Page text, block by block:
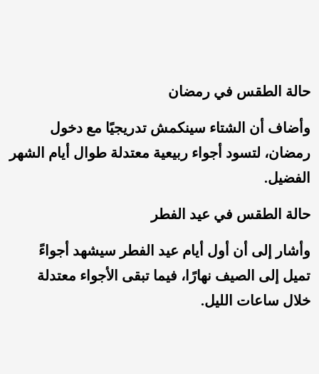
حالة الطقس في رمضان
وأضاف أن الشتاء سينكمش تدريجيًا مع دخول
رمضان، لتسود أجواء ربيعية معتدلة طوال أيام الشهر
الفضيل.
حالة الطقس في عيد الفطر
وأشار إلى أن أول أيام عيد الفطر سيشهد أجواءً
تميل إلى الصيف نهارًا، فيما تبقى الأجواء معتدلة
خلال ساعات الليل.